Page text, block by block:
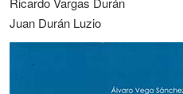
Juan Durán Luzio